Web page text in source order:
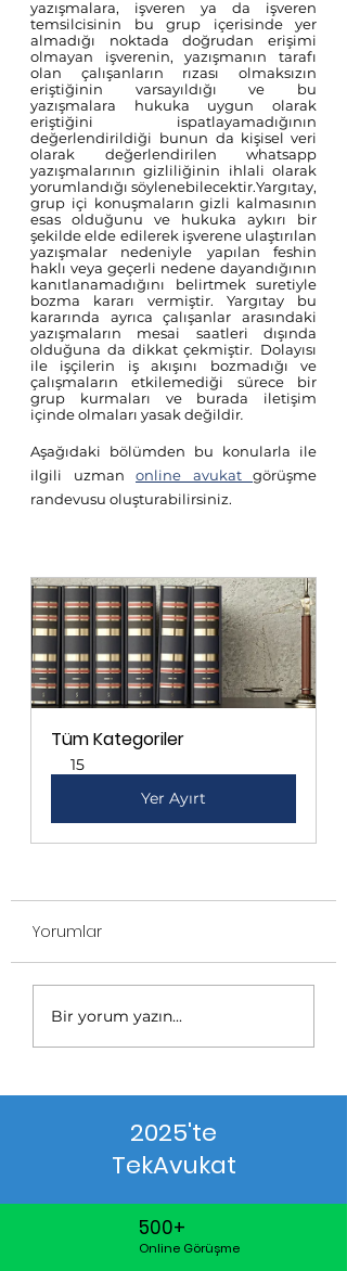
yazışmalara, işveren ya da işveren
temsilcisinin bu grup içerisinde yer
almadığı noktada doğrudan erişimi
olmayan işverenin, yazışmanın tarafı
olan çalışanların rızası olmaksızın
eriştiğinin varsayıldığı ve bu
yazışmalara hukuka uygun olarak
eriştiğini ispatlayamadığının
değerlendirildiği bunun da kişisel veri
olarak değerlendirilen whatsapp
yazışmalarının gizliliğinin ihlali olarak
yorumlandığı söylenebilecektir.Yargıtay,
grup içi konuşmaların gizli kalmasının
esas olduğunu ve hukuka aykırı bir
şekilde elde edilerek işverene ulaştırılan
yazışmalar nedeniyle
yapılan feshin
haklı veya geçerli nedene dayandığının
kanıtlanamadığını belirtmek suretiyle
bozma kararı vermiştir. Yargıtay bu
kararında ayrıca çalışanlar arasındaki
yazışmaların mesai saatleri dışında
olduğuna da dikkat çekmiştir. Dolayısı
ile işçilerin iş akışını bozmadığı ve
çalışmaların etkilemediği sürece bir
grup kurmaları ve burada iletişim
içinde olmaları yasak değildir.
Aşağıdaki bölümden bu konularla ile
ilgili uzman online avukat görüşme
randevusu oluşturabilirsiniz.
Tüm Kategoriler
15
Yer Ayırt
Yorumlar
Bir yorum yazın...
2025'te
TekAvukat
500+
Online Görüşme